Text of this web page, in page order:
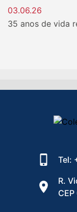
03.06.26
35 anos de vida
Tel:
R.